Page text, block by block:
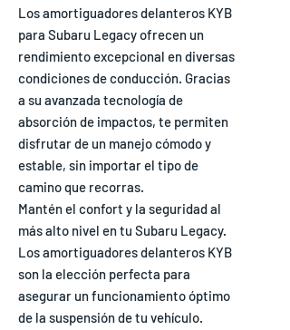
Los amortiguadores delanteros KYB
para Subaru Legacy ofrecen un
rendimiento excepcional en diversas
condiciones de conducción. Gracias
a su avanzada tecnología de
absorción de impactos, te permiten
disfrutar de un manejo cómodo y
estable, sin importar el tipo de
camino que recorras.
Mantén el confort y la seguridad al
más alto nivel en tu Subaru Legacy.
Los amortiguadores delanteros KYB
son la elección perfecta para
asegurar un funcionamiento óptimo
de la suspensión de tu vehículo.